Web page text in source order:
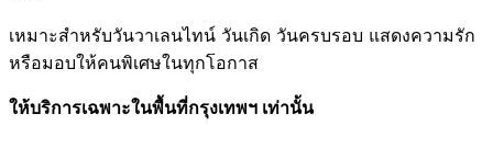
เหมาะสำหรับวันวาเลนไทน์ วันเกิด วันครบรอบ แสดงความรัก
หรือมอบให้คนพิเศษในทุกโอกาส
ให้บริการเฉพาะในพื้นที่กรุงเทพฯ เท่านั้น